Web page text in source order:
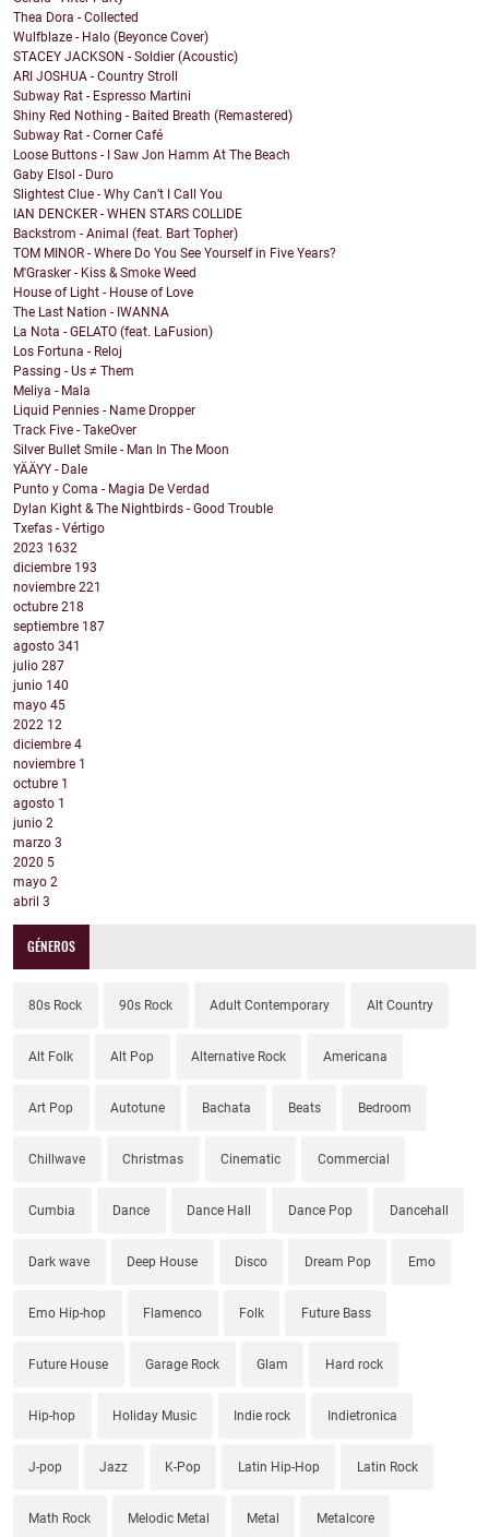
Thea Dora - Collected
Wulfblaze - Halo (Beyonce Cover)
STACEY JACKSON - Soldier (Acoustic)
ARI JOSHUA - Country Stroll
Subway Rat - Espresso Martini
Shiny Red Nothing - Baited Breath (Remastered)
Subway Rat - Corner Café
Loose Buttons - I Saw Jon Hamm At The Beach
Gaby Elsol - Duro
Slightest Clue - Why Can’t I Call You
IAN DENCKER - WHEN STARS COLLIDE
Backstrom - Animal (feat. Bart Topher)
TOM MINOR - Where Do You See Yourself in Five Years?
M'Grasker - Kiss & Smoke Weed
House of Light - House of Love
The Last Nation - IWANNA
La Nota - GELATO (feat. LaFusion)
Los Fortuna - Reloj
Passing - Us ≠ Them
Meliya - Mala
Liquid Pennies - Name Dropper
Track Five - TakeOver
Silver Bullet Smile - Man In The Moon
YÄÄYY - Dale
Punto y Coma - Magia De Verdad
Dylan Kight & The Nightbirds - Good Trouble
Txefas - Vértigo
2023 1632
diciembre 193
noviembre 221
octubre 218
septiembre 187
agosto 341
julio 287
junio 140
mayo 45
2022 12
diciembre 4
noviembre 1
octubre 1
agosto 1
junio 2
marzo 3
2020 5
mayo 2
abril 3
GÉNEROS
80s Rock 90s Rock Adult Contemporary Alt Country
Alt Folk Alt Pop Alternative Rock Americana
Art Pop Autotune Bachata Beats Bedroom
Chillwave Christmas Cinematic Commercial
Cumbia Dance Dance Hall Dance Pop Dancehall
Dark wave Deep House Disco Dream Pop Emo
Emo Hip-hop Flamenco Folk Future Bass
Future House Garage Rock Glam Hard rock
Hip-hop Holiday Music Indie rock Indietronica
J-pop Jazz K-Pop Latin Hip-Hop Latin Rock
Math Rock Melodic Metal Metal Metalcore